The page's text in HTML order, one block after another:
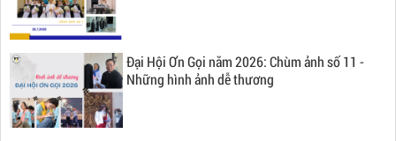
Đại Hội Ơn Gọi năm 2026: Chùm ảnh số 11 -
Những hình ảnh dễ thương